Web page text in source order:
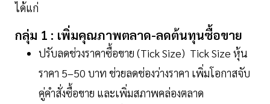
ได้แก่
กลุ่ม 1 : เพิ่มคุณภาพตลาด-ลดต้นทุนซื้อขาย
ปรับลดช่วงราคาซื้อขาย (Tick Size) Tick Size หุ้น
ราคา 5–50 บาท ช่วยลดช่องว่างราคา เพิ่มโอกาสจับ
คู่คำสั่งซื้อขาย และเพิ่มสภาพคล่องตลาด